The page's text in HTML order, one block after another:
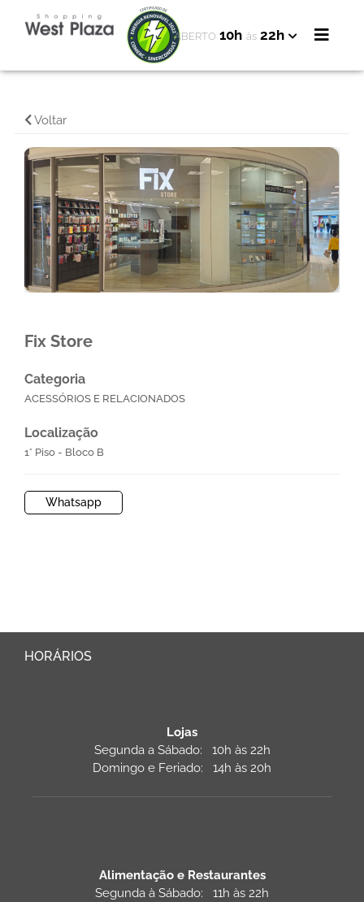
ABERTO 10h às 22h
Voltar
Fix Store
Categoria
ACESSÓRIOS E RELACIONADOS
Localização
1° Piso - Bloco B
Whatsapp
HORÁRIOS
Lojas
Segunda a Sábado: 10h às 22h
Domingo e Feriado: 14h às 20h
Alimentação e Restaurantes
Segunda à Sábado: 11h às 22h